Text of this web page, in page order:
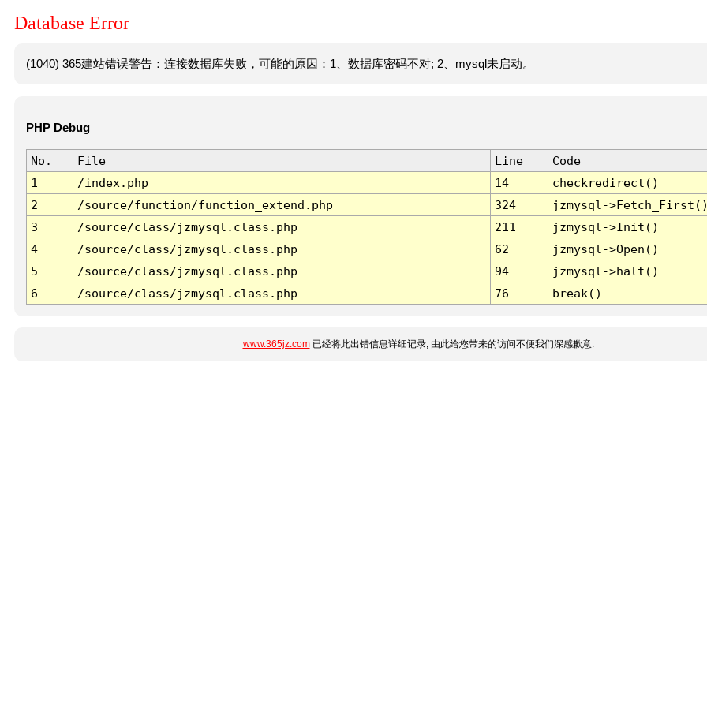
Database Error
(1040) 365建站错误警告：连接数据库失败，可能的原因：1、数据库密码不对; 2、mysql未启动。
PHP Debug
No. File Line
Code
1
/index.php 14
checkredirect()
2
/source/function/function_extend.php 324
jzmysql-
3
/source/class/jzmysql.class.php 211
jzmysql->Init()
4
/source/class/jzmysql.class.php 62
jzmysql->Open()
5
/source/class/jzmysql.class.php 94
jzmysql->halt()
6
/source/class/jzmysql.class.php 76 break()
www.365jz.com已经将此出错信息详细记录, 由此给您带来的访问不便我们深感歉意.